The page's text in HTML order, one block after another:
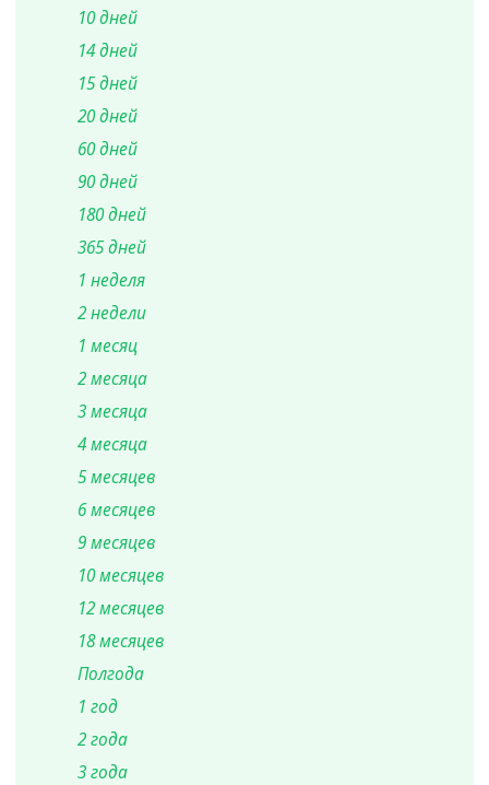
10 дней
14 дней
15 дней
20 дней
60 дней
90 дней
180 дней
365 дней
1 неделя
2 недели
1 месяц
2 месяца
3 месяца
4 месяца
5 месяцев
6 месяцев
9 месяцев
10 месяцев
12 месяцев
18 месяцев
Полгода
1 год
2 года
3 года